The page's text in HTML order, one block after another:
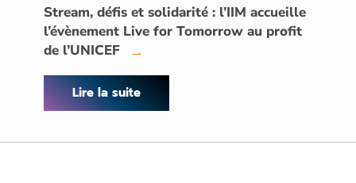
Stream, défis et solidarité : l’IIM accueille
l’évènement Live for Tomorrow au profit
de l’UNICEF
→
Lire la suite